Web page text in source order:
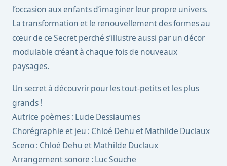
l’occasion aux enfants d’imaginer leur propre univers.
La transformation et le renouvellement des formes au
cœur de ce Secret perché s’illustre aussi par un décor
modulable créant à chaque fois de nouveaux
paysages.
Un secret à découvrir pour les tout-petits et les plus
grands !
Autrice poèmes : Lucie Dessiaumes
Chorégraphie et jeu : Chloé Dehu et Mathilde Duclaux
Sceno : Chloé Dehu et Mathilde Duclaux
Arrangement sonore : Luc Souche